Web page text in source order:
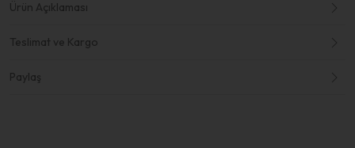
Ürün Açıklaması
Teslimat ve Kargo
Paylaş